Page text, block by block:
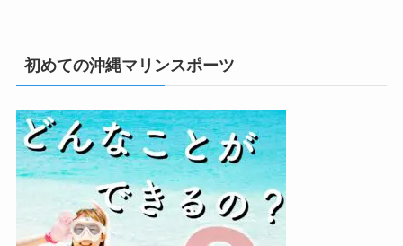
初めての沖縄マリンスポーツ